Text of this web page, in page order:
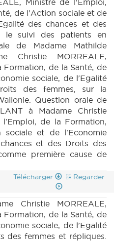
Ministre de l'Emploi,
de l'Action sociale et de
des chances et des
le suivi des patients en
de Madame Mathilde
Christie MORREALE,
de la Santé, de
sociale, de l'Egalité
des femmes, sur la
Question orale de
à Madame Christie
l'Emploi, de la Formation,
et de l'Economie
et des Droits des
première cause de
Télécharger Regarder
Christie MORREALE,
de la Santé, de
sociale, de l'Egalité
des femmes et répliques.